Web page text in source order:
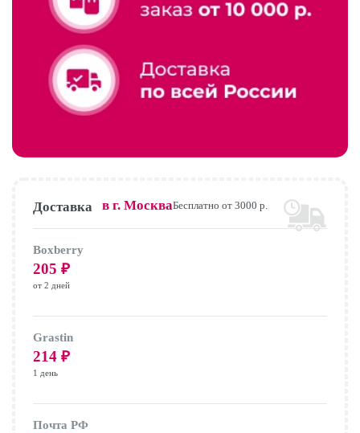
Доставка в г. МоскваБесплатно от 3000 р.
Boxberry
205 ₽
от 2 дней
Grastin
214 ₽
1 день
Почта РФ